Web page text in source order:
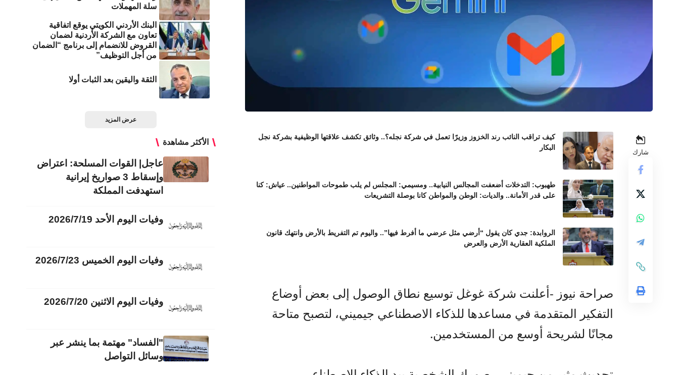
شارك
كيف تراقب النائب رند الخزوز وزيرًا تعمل في شركة نجله؟.. وثائق تكشف علاقتها الوظيفية بشركة نجل
البكار
طهبوب: التدخلات أضعفت المجالس النيابية.. ومسيمي: المجلس لم يلب طموحات المواطنين.. عياش: كنا
على قدر الأمانة.. والديات: الوطن والمواطن كانا بوصلة التشريعات
الروابدة: جدي كان يقول “أرضي مثل عرضي ما أفرط فيها”.. واليوم تم التفريط بالأرض وانتهك قانون
الملكية العقارية الأرض والعرض
صراحة نيوز -أعلنت شركة غوغل توسيع نطاق الوصول إلى بعض أوضاع
التفكير المتقدمة في مساعدها للذكاء الاصطناعي جيميني، لتصبح متاحة
مجانًا لشريحة أوسع من المستخدمين.
سلة المهملات
البنك الأردني الكويتي يوقع اتفاقية
تعاون مع الشركة الأردنية لضمان
القروض للانضمام إلى برنامج “الضمان
من أجل التوظيف”
الثقة واليقين بعد الثبات أولا
عرض المزيد
الأكثر مشاهدة
عاجل| القوات المسلحة: اعتراض
وإسقاط 3 صواريخ إيرانية
استهدفت المملكة
وفيات اليوم الأحد 2026/7/19
وفيات اليوم الخميس 2026/7/23
وفيات اليوم الاثنين 2026/7/20
"الفساد" مهتمة بما ينشر عبر
وسائل التواصل